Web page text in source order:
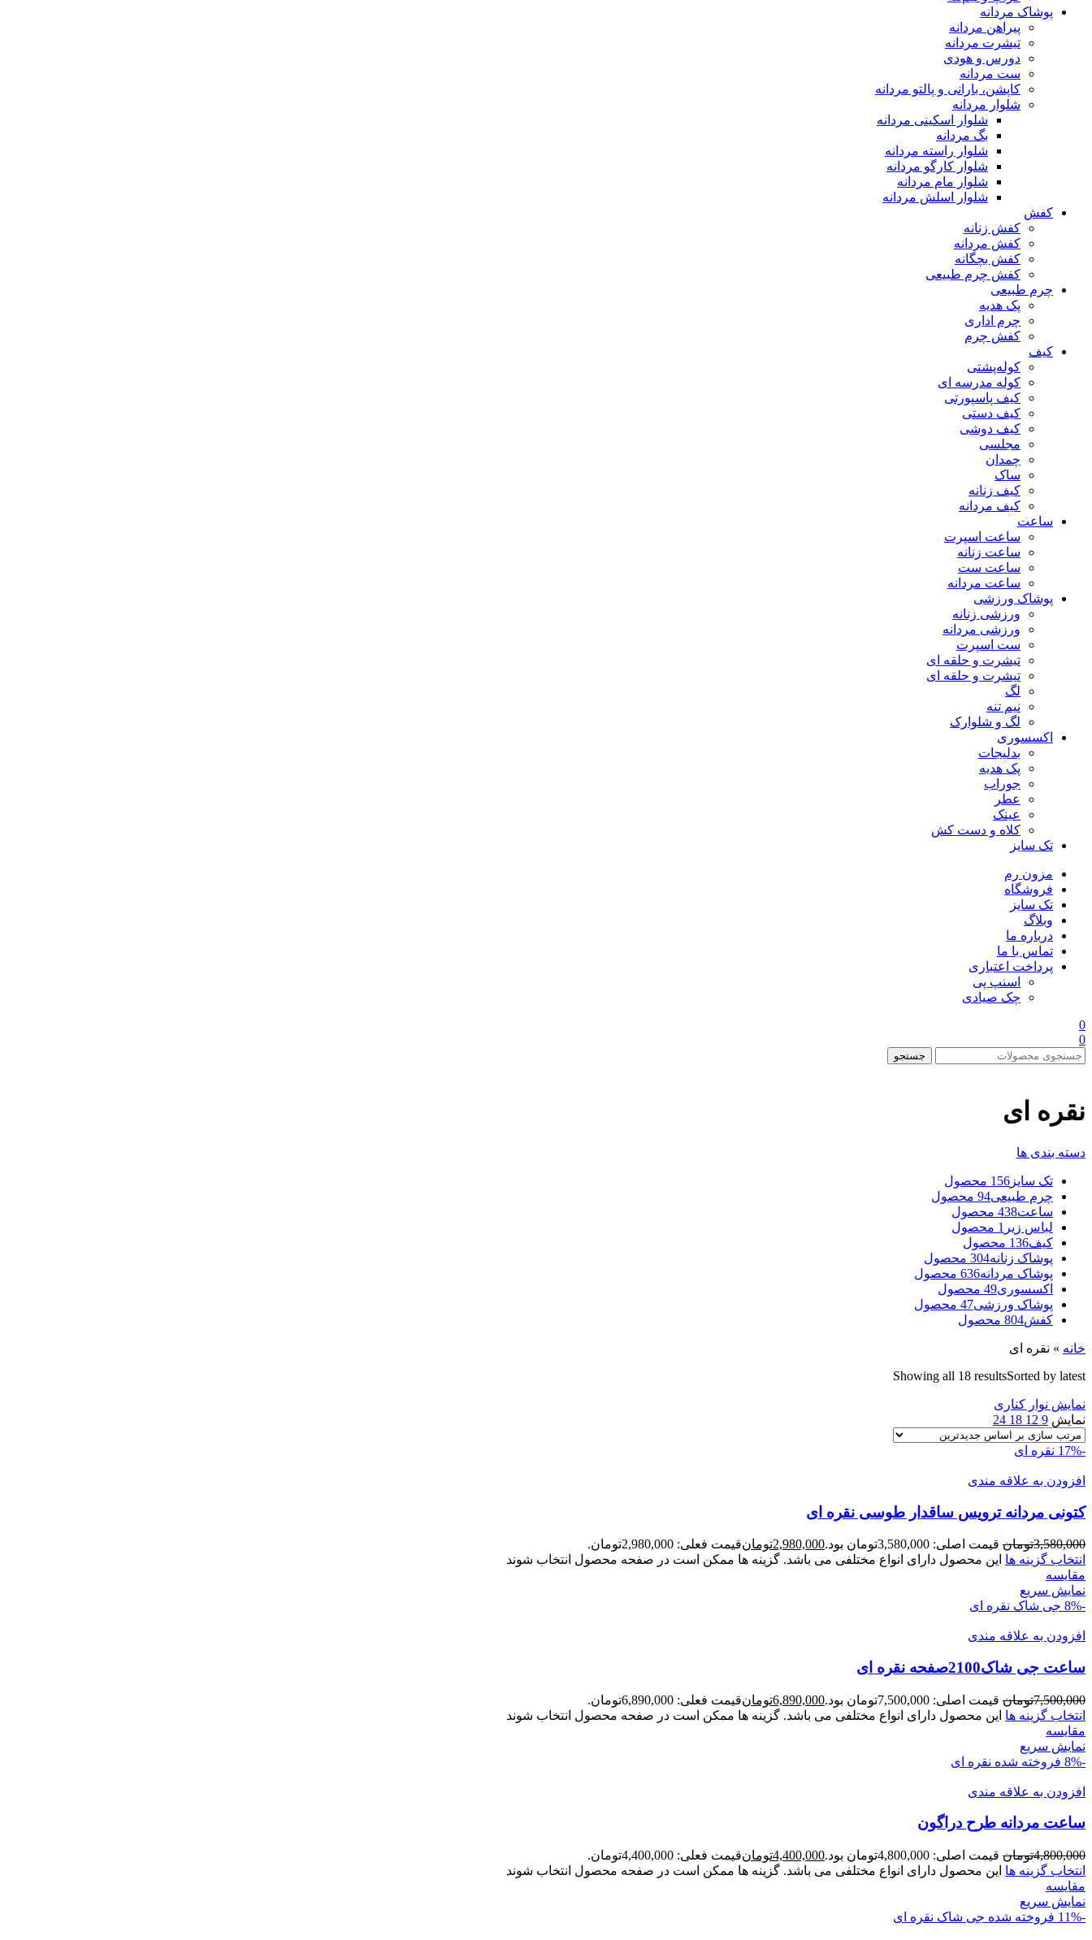
پوشاک مردانه
پیراهن مردانه
تیشرت مردانه
دورس و هودی
ست مردانه
کاپشن، بارانی و پالتو مردانه
شلوار مردانه
شلوار اسکینی مردانه
بگ مردانه
شلوار راسته مردانه
شلوار کارگو مردانه
شلوار مام مردانه
شلوار اسلش مردانه
کفش
کفش زنانه
کفش مردانه
کفش بچگانه
کفش چرم طبیعی
چرم طبیعی
پک هدیه
چرم اداری
کفش چرم
کیف
کوله‌پشتی
کوله مدرسه ای
کیف پاسپورتی
کیف دستی
کیف دوشی
مجلسی
چمدان
ساک
کیف زنانه
کیف مردانه
ساعت
ساعت اسپرت
ساعت زنانه
ساعت ست
ساعت مردانه
پوشاک ورزشی
ورزشی زنانه
ورزشی مردانه
ست اسپرت
تیشرت و حلقه ای
تیشرت و حلقه ای
لگ
نیم تنه
لگ و شلوارک
اکسسوری
بدلیجات
پک هدیه
جوراب
عطر
عینک
کلاه و دست کش
تک سایز
مزون رم
فروشگاه
تک سایز
وبلاگ
درباره ما
تماس با ما
پرداخت اعتباری
اسنپ پی
چک صیادی
0
0
جستجو
نقره ای
دسته بندی ها
تک سایز 156 محصول
چرم طبیعی94 محصول
ساعت438 محصول
لباس زیر 1 محصول
کیف136 محصول
پوشاک زنانه304 محصول
پوشاک مردانه636 محصول
اکسسوری49 محصول
پوشاک ورزشی47 محصول
کفش804 محصول
خانه » نقره ای
Showing all 18 resultsSorted by latest
نمایش نوار کناری
نمایش 9
12
18
24
-17% نقره ای
افزودن به علاقه مندی
کتونی مردانه ترويس ساقدار طوسی نقره ای
3,580,000تومان قیمت اصلی: 3,580,000تومان بود. 2,980,000تومانقیمت فعلی: 2,980,000تومان.
انتخاب گزینه ها این محصول دارای انواع مختلفی می باشد. گزینه ها ممکن است در صفحه محصول انتخاب شوند
مقايسه
نمایش سریع
-8%
جی شاک نقره ای
افزودن به علاقه مندی
ساعت جی شاک2100صفحه نقره ای
7,500,000تومان قیمت اصلی: 7,500,000تومان بود. 6,890,000تومانقیمت فعلی: 6,890,000تومان.
انتخاب گزینه ها این محصول دارای انواع مختلفی می باشد. گزینه ها ممکن است در صفحه محصول انتخاب شوند
مقايسه
نمایش سریع
-8%
فروخته شده نقره ای
افزودن به علاقه مندی
ساعت مردانه طرح دراگون
4,800,000تومان قیمت اصلی: 4,800,000تومان بود. 4,400,000تومانقیمت فعلی: 4,400,000تومان.
انتخاب گزینه ها این محصول دارای انواع مختلفی می باشد. گزینه ها ممکن است در صفحه محصول انتخاب شوند
مقايسه
نمایش سریع
-11%
فروخته شده جی شاک نقره ای